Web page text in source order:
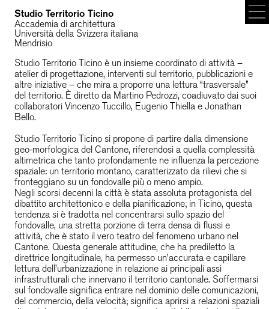
Studio Territorio Ticino
Accademia di architettura
Università della Svizzera italiana
Mendrisio
Attività
Dibattiti
Obiettivi
Persone
Contatti
English
Studio Territorio Ticino è un insieme coordinato di attività –
atelier di progettazione, interventi sul territorio, pubblicazioni e
altre iniziative – che mira a proporre una lettura “trasversale”
del territorio. È diretto da Martino Pedrozzi, coadiuvato dai suoi
collaboratori Vincenzo Tuccillo, Eugenio Thiella e Jonathan
Bello.
Studio Territorio Ticino si propone di partire dalla dimensione
geo-morfologica del Cantone, riferendosi a quella complessità
altimetrica che tanto profondamente ne influenza la percezione
spaziale: un territorio montano, caratterizzato da rilievi che si
fronteggiano su un fondovalle più o meno ampio.
Negli scorsi decenni la città è stata assoluta protagonista del
dibattito architettonico e della pianificazione; in Ticino, questa
tendenza si è tradotta nel concentrarsi sullo spazio del
fondovalle, una stretta porzione di terra densa di flussi e
attività, che è stato il vero teatro del fenomeno urbano nel
Cantone. Questa generale attitudine, che ha prediletto la
direttrice longitudinale, ha permesso un’accurata e capillare
lettura dell’urbanizzazione in relazione ai principali assi
infrastrutturali che innervano il territorio cantonale. Soffermarsi
sul fondovalle significa entrare nel dominio delle comunicazioni,
del commercio, della velocità; significa aprirsi a relazioni spaziali